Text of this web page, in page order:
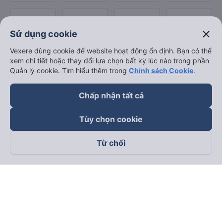
Theo dõi chúng tôi trên
Sử dụng cookie close
Vexere dùng cookie để website hoạt động ổn định. Bạn có thể
xem chi tiết hoặc thay đổi lựa chọn bất kỳ lúc nào trong phần
Quản lý cookie. Tìm hiểu thêm trong Chính sách Cookie.
Chấp nhận tất cả
Tùy chọn cookie
Từ chối